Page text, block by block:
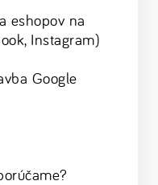
eshopov na
Instagram)
Google